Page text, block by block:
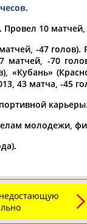
Магомед
.
10
-47
матчей, -70
«Кубань»
43 матча, -45
карьеры.
молодежи,